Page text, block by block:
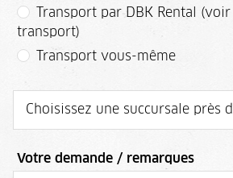
Transport par DBK Rental
transport)
Transport vous-même
Votre demande / remarques